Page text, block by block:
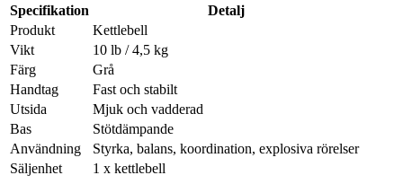
Specifikation
Detalj
Produkt
Kettlebell
Vikt
10 lb / 4,5 kg
Färg
Grå
Handtag
Fast och stabilt
Utsida
Mjuk och vadderad
Bas
Stötdämpande
Användning
Styrka, balans, koordination, explosiva rörelser
Säljenhet
1 x kettlebell